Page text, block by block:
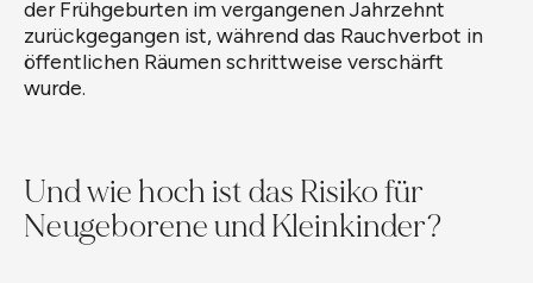
der Frühgeburten im vergangenen Jahrzehnt
zurückgegangen ist, während das Rauchverbot in
öffentlichen Räumen schrittweise verschärft
wurde.
Und wie hoch ist das Risiko für
Neugeborene und Kleinkinder?